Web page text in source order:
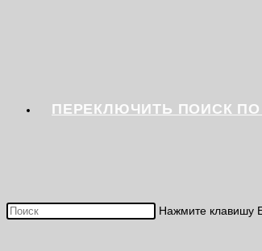
ПЕРЕКЛЮЧИТЬ ПОИСК ПО
Нажмите клавишу